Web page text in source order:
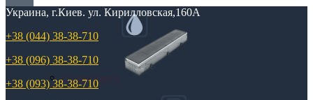
С дренажем
Украина, г.Киев. ул. Кирилловская,160А
+38 (044) 38-38-710
+38 (096) 38-38-710
+38 (093) 38-38-710